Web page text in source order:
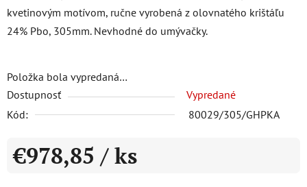
kvetinovým motívom, ručne vyrobená z olovnatého krištáľu
24% Pbo, 305mm. Nevhodné do umývačky.
Položka bola vypredaná…
Dostupnosť
Vypredané
Kód:
80029/305/GHPKA
€978,85 / ks